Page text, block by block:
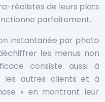
réalistes de leurs plats
parfaitement.
instantanée par photo
les menus non
consiste aussi à
les autres clients et à
» en montrant leur